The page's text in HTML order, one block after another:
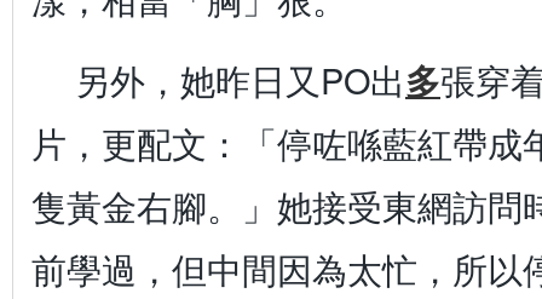
另外，她昨日又PO出多張穿
片，更配文：「停咗喺藍紅帶成
隻黃金右腳。」她接受東網訪問
前學過，但中間因為太忙，所以